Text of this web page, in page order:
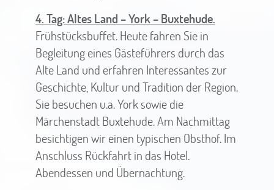
4. Tag: Altes Land – York – Buxtehude.
Frühstücksbuffet. Heute fahren Sie in
Begleitung eines Gästeführers durch das
Alte Land und erfahren Interessantes zur
Geschichte, Kultur und Tradition der Region.
Sie besuchen u.a. York sowie die
Märchenstadt Buxtehude. Am Nachmittag
besichtigen wir einen typischen Obsthof. Im
Anschluss Rückfahrt in das Hotel.
Abendessen und Übernachtung.